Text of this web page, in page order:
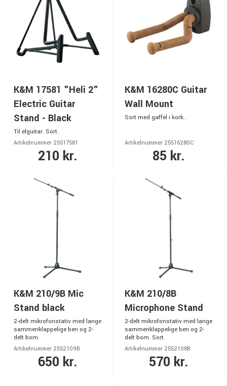
K&M 17581 "Heli 2"
Electric Guitar
Stand - Black
Til elguitar. Sort.
Artikelnummer 25517581
210 kr.
K&M 16280C Guitar
Wall Mount
Sort med gaffel i kork .
Artikelnummer 25516280C
85 kr.
K&M 210/9B Mic
Stand black
2-delt mikrofonstativ med lange
sammenklappelige ben og 2-
delt bom.
Artikelnummer 2552109B
650 kr.
K&M 210/8B
Microphone Stand
2-delt mikrofonstativ med lange
sammenklappelige ben og 2-
delt bom. Sort.
Artikelnummer 2552108B
570 kr.